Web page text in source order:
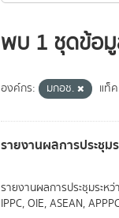
พบ 1 ชุดข้อ
องค์กร: มกอช. แท็
รายงานผลการประชุม
รายงานผลการประชุมระห
IPPC, OIE, ASEAN,